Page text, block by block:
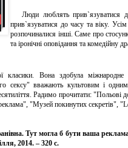
Люди люблять прив`язуватися
прив`язуватися до часу та віку.
розпочиналися інші. Саме про
та іронічні оповідання та комедійну
Вона здобула міжнародне
сексу" вважають культовим і
Радимо прочитати: "Польові
"Музей покинутих секретів",
Тут могла б бути ваша
2014. – 320 с.